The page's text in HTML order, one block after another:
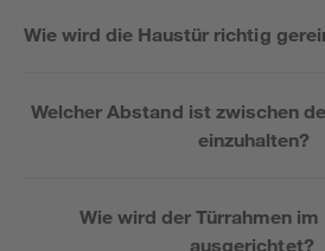
Wie wird die Haustür richtig
Welcher Abstand ist zwischen
einzuhalten?
Wie wird der Türrahmen
ausgerichtet?